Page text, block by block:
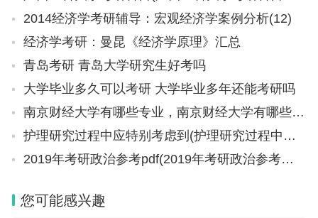
2014经济学考研辅导：宏观经济学案例分析(12)
经济学考研：曼昆《经济学原理》汇总
青岛考研 青岛大学研究生好考吗
大学毕业多久可以考研 大学毕业多年还能考研吗
南京财经大学有哪些专业，南京财经大学有哪些专业刚达一本线就能上的
护理研究过程中应特别考虑到(护理研究过程中应特别考虑到什么)
2019年考研政治参考pdf(2019年考研政治参考及答案解析(完整版))
您可能感兴趣